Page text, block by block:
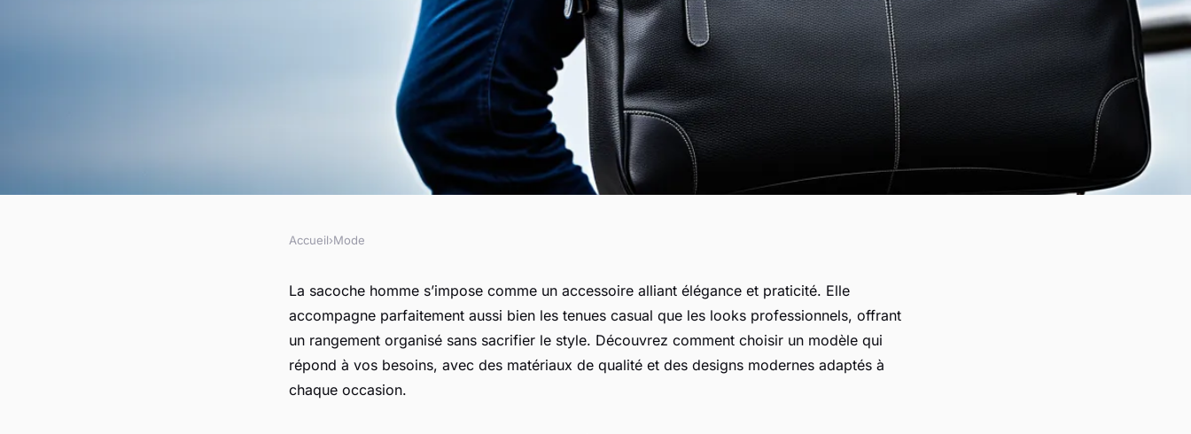
Sacoches pour homme : le style
moderne à portée de main
Accueil›Mode
La sacoche homme s’impose comme un accessoire alliant élégance et praticité. Elle
accompagne parfaitement aussi bien les tenues casual que les looks professionnels, offrant
un rangement organisé sans sacrifier le style. Découvrez comment choisir un modèle qui
répond à vos besoins, avec des matériaux de qualité et des designs modernes adaptés à
chaque occasion.